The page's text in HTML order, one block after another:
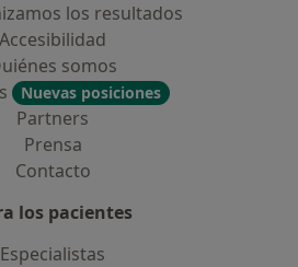
los resultados
Accesibilidad
somos
Nuevas posiciones
Partners
Prensa
Contacto
los pacientes
Especialistas